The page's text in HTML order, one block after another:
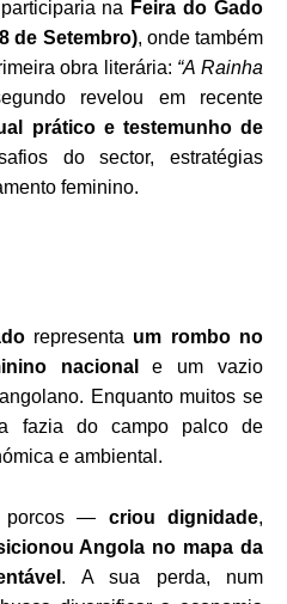
na Feira do Gado
de Setembro), onde também
obra literária: “A Rainha
revelou em recente
prático e testemunho de
do sector, estratégias
feminino.
representa um rombo no
nacional
e um vazio
Enquanto muitos se
fazia do campo palco de
e ambiental.
porcos — criou dignidade,
Angola no mapa da
. A sua perda, num